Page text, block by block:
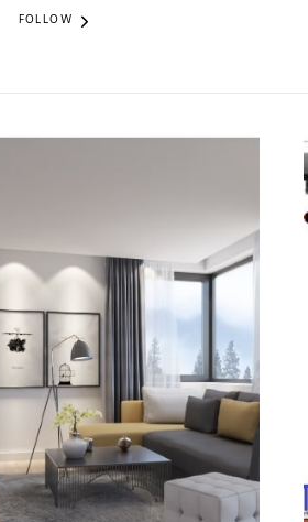
FOLLOW